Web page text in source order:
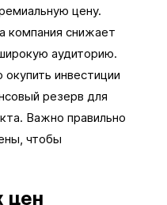
цену.
компания снижает
аудиторию.
инвестиции
резерв для
Важно правильно
чтобы
цен